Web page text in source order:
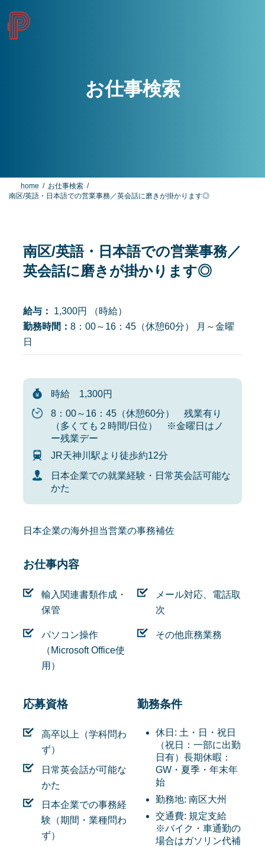
テ
ゲ
お仕事検索
home
お仕事検索
南区/英語・日本語での営業事務／英会話に磨きが掛かります◎
南区/英語・日本語での営業事務／
英会話に磨きが掛かります◎
給与：
1,300円 （時給）
勤務時間： 8：00～16：45（休憩60分） 月～金曜
日
時給 1,300円
8：00～16：45（休憩60分） 残業有り
（多くても２時間/日位） ※金曜日はノ
ー残業デー
JR天神川駅より徒歩約12分
日本企業での就業経験・日常英会話可能な
かた
日本企業の海外担当営業の事務補佐
お仕事内容
輸入関連書類作成・
保管
メール対応、電話取
次
パソコン操作
（Microsoft Office使
用）
その他庶務業務
応募資格
高卒以上（学科問わ
ず）
日常英会話が可能な
かた
日本企業での事務経
験（期間・業種問わ
ず）
勤務条件
休日: 土・日・祝日
（祝日：一部に出勤
日有）長期休暇：
GW・夏季・年末年
始
勤務地: 南区大州
交通費: 規定支給
※バイク・車通勤の
場合はガソリン代補